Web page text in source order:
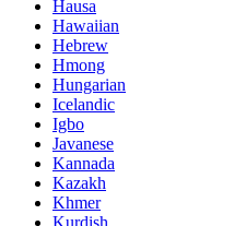
Hausa
Hawaiian
Hebrew
Hmong
Hungarian
Icelandic
Igbo
Javanese
Kannada
Kazakh
Khmer